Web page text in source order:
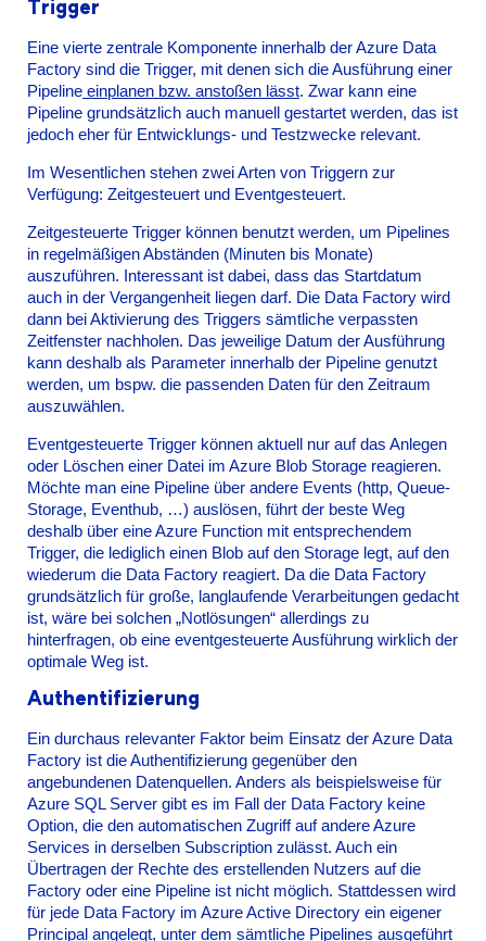
Trigger
Eine vierte zentrale Komponente innerhalb der Azure Data
Factory sind die Trigger, mit denen sich die Ausführung einer
Pipeline einplanen bzw. anstoßen lässt. Zwar kann eine
Pipeline grundsätzlich auch manuell gestartet werden, das ist
jedoch eher für Entwicklungs- und Testzwecke relevant.
Im Wesentlichen stehen zwei Arten von Triggern zur
Verfügung: Zeitgesteuert und Eventgesteuert.
Zeitgesteuerte Trigger können benutzt werden, um Pipelines
in regelmäßigen Abständen (Minuten bis Monate)
auszuführen. Interessant ist dabei, dass das Startdatum
auch in der Vergangenheit liegen darf. Die Data Factory wird
dann bei Aktivierung des Triggers sämtliche verpassten
Zeitfenster nachholen. Das jeweilige Datum der Ausführung
kann deshalb als Parameter innerhalb der Pipeline genutzt
werden, um bspw. die passenden Daten für den Zeitraum
auszuwählen.
Eventgesteuerte Trigger können aktuell nur auf das Anlegen
oder Löschen einer Datei im Azure Blob Storage reagieren.
Möchte man eine Pipeline über andere Events (http, Queue-
Storage, Eventhub, …) auslösen, führt der beste Weg
deshalb über eine Azure Function mit entsprechendem
Trigger, die lediglich einen Blob auf den Storage legt, auf den
wiederum die Data Factory reagiert. Da die Data Factory
grundsätzlich für große, langlaufende Verarbeitungen gedacht
ist, wäre bei solchen „Notlösungen“ allerdings zu
hinterfragen, ob eine eventgesteuerte Ausführung wirklich der
optimale Weg ist.
Authentifizierung
Ein durchaus relevanter Faktor beim Einsatz der Azure Data
Factory ist die Authentifizierung gegenüber den
angebundenen Datenquellen. Anders als beispielsweise für
Azure SQL Server gibt es im Fall der Data Factory keine
Option, die den automatischen Zugriff auf andere Azure
Services in derselben Subscription zulässt. Auch ein
Übertragen der Rechte des erstellenden Nutzers auf die
Factory oder eine Pipeline ist nicht möglich. Stattdessen wird
für jede Data Factory im Azure Active Directory ein eigener
Principal angelegt, unter dem sämtliche Pipelines ausgeführt